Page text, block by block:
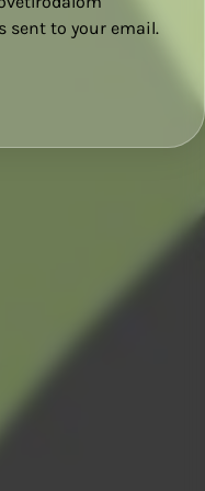
sent to your email.